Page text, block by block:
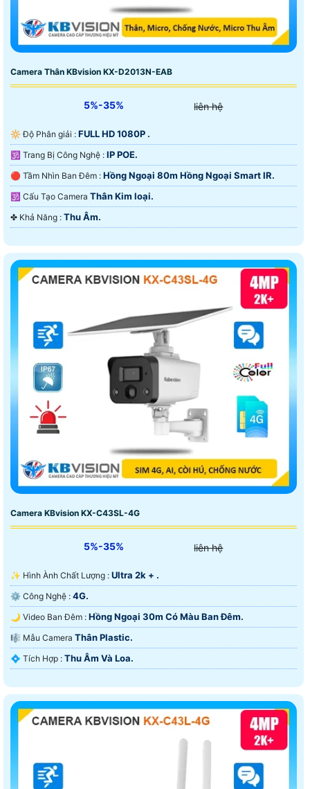
Camera Thân KBvision KX-D2013N-EAB
5%-35% liên hệ
🔆 Độ Phân giải : FULL HD 1080P .
🕉️ Trang Bị Công Nghệ : IP POE.
🔴 Tầm Nhìn Ban Đêm : Hồng Ngoại 80m Hồng Ngoại Smart IR.
🕉️ Cấu Tạo Camera Thân Kim loại.
️✤ Khả Năng : Thu Âm.
Camera KBvision KX-C43SL-4G
5%-35% liên hệ
✨ Hình Ành Chất Lượng : Ultra 2k + .
⚙ Công Nghệ : 4G.
🌙 Video Ban Đêm : Hồng Ngoại 30m Có Màu Ban Ðêm.
🎼️ Mẫu Camera Thân Plastic.
️💠 Tích Hợp : Thu Âm Và Loa.